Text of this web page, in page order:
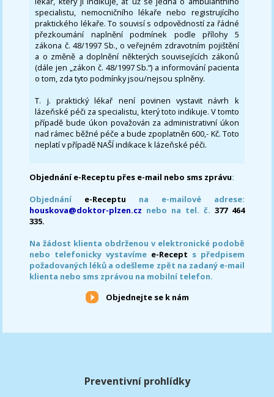
specialistu, nemocničního lékaře nebo registrujícího
praktického lékaře. To souvisí s odpovědností za řádné
přezkoumání naplnění podmínek podle přílohy 5
zákona č. 48/1997 Sb., o veřejném zdravotním pojištění
a o změně a doplnění některých souvisejících zákonů
(dále jen „zákon č. 48/1997 Sb.“) a informování pacienta
o tom, zda tyto podmínky jsou/nejsou splněny.
T. j. praktický lékař není povinen vystavit návrh k
lázeňské péči za specialistu, který toto indikuje. V tomto
případě bude úkon považován za administrativní úkon
nad rámec běžné péče a bude zpoplatněn 600,- Kč. Toto
neplatí v případě NAŠÍ indikace k lázeňské péči.
Objednání e-Receptu přes e-mail nebo sms zprávu:
Objednání e-Receptu na e-mailové adrese:
houskova@doktor-plzen.cz nebo na tel. č. 377 464
335.
Na žádost klienta obdrženou v elektronické podobě
nebo telefonicky vystavíme e-Recept s předpisem
požadovaných léků a odešleme zpět na zadaný e-mail
klienta nebo sms zprávou na mobilní telefon.
Objednejte se k nám
Preventivní prohlídky